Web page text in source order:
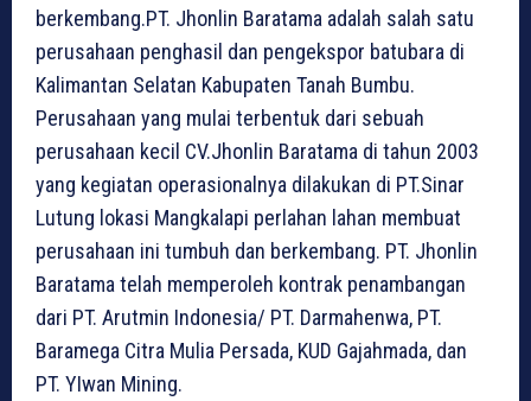
berkembang.PT. Jhonlin Baratama adalah salah satu
perusahaan penghasil dan pengekspor batubara di
Kalimantan Selatan Kabupaten Tanah Bumbu.
Perusahaan yang mulai terbentuk dari sebuah
perusahaan kecil CV.Jhonlin Baratama di tahun 2003
yang kegiatan operasionalnya dilakukan di PT.Sinar
Lutung lokasi Mangkalapi perlahan lahan membuat
perusahaan ini tumbuh dan berkembang. PT. Jhonlin
Baratama telah memperoleh kontrak penambangan
dari PT. Arutmin Indonesia/ PT. Darmahenwa, PT.
Baramega Citra Mulia Persada, KUD Gajahmada, dan
PT. YIwan Mining.